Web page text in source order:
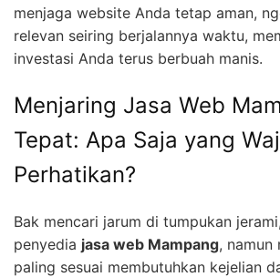
menjaga website Anda tetap aman,
relevan seiring berjalannya waktu,
investasi Anda terus berbuah manis.
Menjaring Jasa Web
Tepat: Apa Saja yang
Perhatikan?
Bak mencari jarum di tumpukan
penyedia jasa web Mampang, namun
paling sesuai membutuhkan kejelian